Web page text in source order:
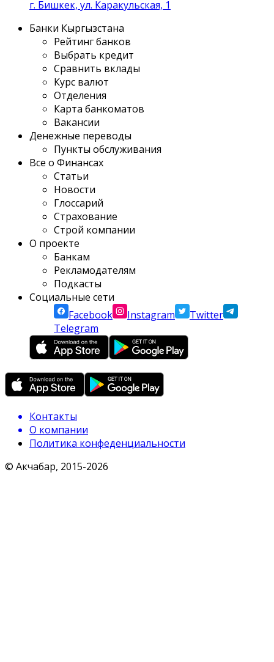
г. Бишкек, ул. Каракульская, 1
Банки Кыргызстана
Рейтинг банков
Выбрать кредит
Сравнить вклады
Курс валют
Отделения
Карта банкоматов
Вакансии
Денежные переводы
Пункты обслуживания
Все о Финансах
Статьи
Новости
Глоссарий
Страхование
Строй компании
О проекте
Банкам
Рекламодателям
Подкасты
Социальные сети
Facebook
Instagram
Twitter
Telegram
Контакты
О компании
Политика конфеденциальности
© Акчабар, 2015-2026